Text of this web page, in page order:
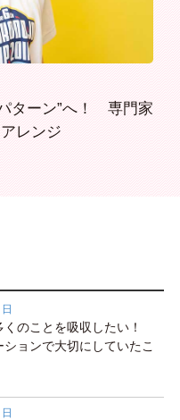
ターン”へ！ 専門家
レンジ
くのことを吸収したい！
ションで大切にしていたこ